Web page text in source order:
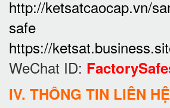
http://ketsatcaocap.vn/
safe
https://
WeChat ID:
IV. THÔNG TIN LIÊN